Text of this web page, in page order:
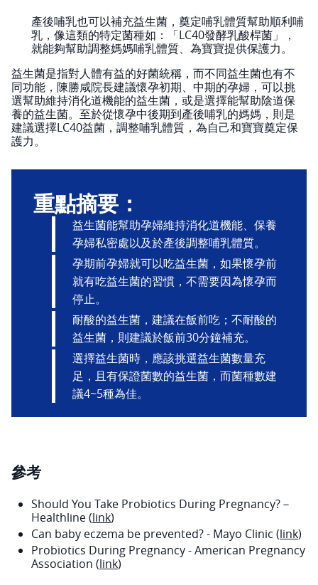
產後哺乳也可以補充益生菌，奠定哺乳體質幫助順利哺
乳，像這類的特定菌種如：「LC40發酵乳酸桿菌」，
就能夠幫助調整媽媽哺乳體質、為寶寶提供保護力。
益生菌是指對人體有益的好菌統稱，而不同益生菌也有不
同功能，陳勝咸院長建議懷孕初期、中期的孕婦，可以挑
選幫助維持消化道機能的益生菌，或是選擇能幫助陰道保
養的益生菌。至於從懷孕中後期到產後哺乳的媽媽，則是
建議選擇LC40益菌，調整哺乳體質，為自己和寶寶奠定保
護力。
重點摘要：
益生菌能幫助孕婦維持消化道機能、保養
孕婦私密處以及於產後調整哺乳體質。
孕期前孕婦就可以吃益生菌，如果懷孕前
就有吃益生菌的習慣，不需要因為懷孕而
停止。
耐酸的益生菌，建議在飯前吃；不耐酸的
益生菌，則建議於飯前30分鐘補充。
選擇益生菌時，應該挑選益生菌數量充
足，且有保證菌數的益生菌，而菌種數建
議4~5種為佳。
參考
Should You Take Probiotics During Pregnancy?－
Healthline (link)
Can baby eczema be prevented? - Mayo Clinic (link)
Probiotics During Pregnancy - American Pregnancy
Association (link)